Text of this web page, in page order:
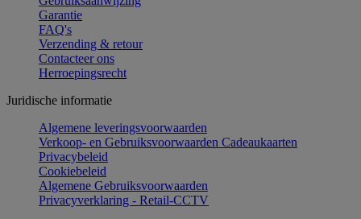
Garantie
FAQ's
Verzending & retour
Contacteer ons
Herroepingsrecht
Juridische informatie
Algemene leveringsvoorwaarden
Verkoop- en Gebruiksvoorwaarden Cadeaukaarten
Privacybeleid
Cookiebeleid
Algemene Gebruiksvoorwaarden
Privacyverklaring - Retail-CCTV